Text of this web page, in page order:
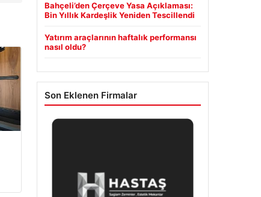
Bahçeli’den Çerçeve Yasa Açıklaması:
Bin Yıllık Kardeşlik Yeniden Tescillendi
Yatırım araçlarının haftalık performansı
nasıl oldu?
Son Eklenen Firmalar